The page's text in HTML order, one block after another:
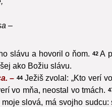
–
slávu a hovoril o ňom. 42 A
ako Božiu slávu.
–44 Ježiš zvolal: „Kto verí
vo mňa, neostal vo tmách.
slová, má svojho